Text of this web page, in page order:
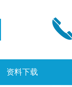
资料下载